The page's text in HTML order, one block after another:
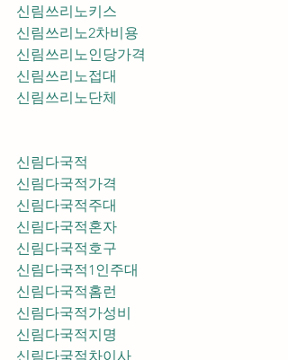
신림쓰리노키스
신림쓰리노2차비용
신림쓰리노인당가격
신림쓰리노접대
신림쓰리노단체
신림다국적
신림다국적가격
신림다국적주대
신림다국적혼자
신림다국적호구
신림다국적1인주대
신림다국적홈런
신림다국적가성비
신림다국적지명
신림다국적차이사